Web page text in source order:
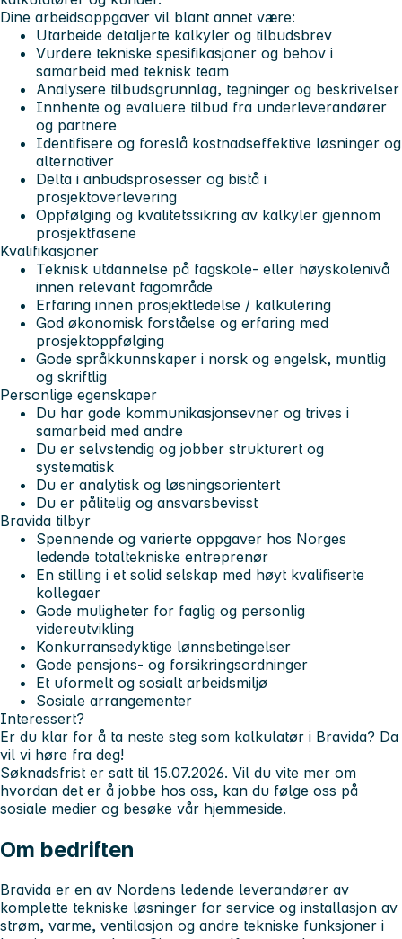
Dine arbeidsoppgaver vil blant annet være:
Utarbeide detaljerte kalkyler og tilbudsbrev
Vurdere tekniske spesifikasjoner og behov i
samarbeid med teknisk team
Analysere tilbudsgrunnlag, tegninger og beskrivelser
Innhente og evaluere tilbud fra underleverandører
og partnere
Identifisere og foreslå kostnadseffektive løsninger og
alternativer
Delta i anbudsprosesser og bistå i
prosjektoverlevering
Oppfølging og kvalitetssikring av kalkyler gjennom
prosjektfasene
Kvalifikasjoner
Teknisk utdannelse på fagskole- eller høyskolenivå
innen relevant fagområde
Erfaring innen prosjektledelse / kalkulering
God økonomisk forståelse og erfaring med
prosjektoppfølging
Gode språkkunnskaper i norsk og engelsk, muntlig
og skriftlig
Personlige egenskaper
Du har gode kommunikasjonsevner og trives i
samarbeid med andre
Du er selvstendig og jobber strukturert og
systematisk
Du er analytisk og løsningsorientert
Du er pålitelig og ansvarsbevisst
Bravida tilbyr
Spennende og varierte oppgaver hos Norges
ledende totaltekniske entreprenør
En stilling i et solid selskap med høyt kvalifiserte
kollegaer
Gode muligheter for faglig og personlig
videreutvikling
Konkurransedyktige lønnsbetingelser
Gode pensjons- og forsikringsordninger
Et uformelt og sosialt arbeidsmiljø
Sosiale arrangementer
Interessert?
Er du klar for å ta neste steg som kalkulatør i Bravida? Da
vil vi høre fra deg!
Søknadsfrist er satt til 15.07.2026. Vil du vite mer om
hvordan det er å jobbe hos oss, kan du følge oss på
sosiale medier og besøke vår hjemmeside.
Om bedriften
Bravida er en av Nordens ledende leverandører av
komplette tekniske løsninger for service og installasjon av
strøm, varme, ventilasjon og andre tekniske funksjoner i